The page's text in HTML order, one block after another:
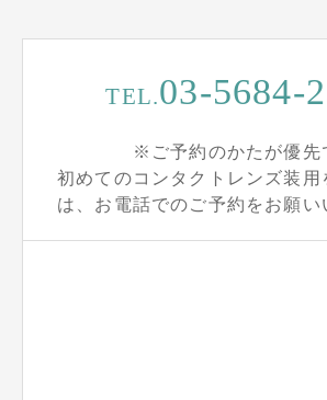
TEL.03-5684-
※ご予約のかたが優先
初めてのコンタクトレンズ装用
は、お電話でのご予約をお願い